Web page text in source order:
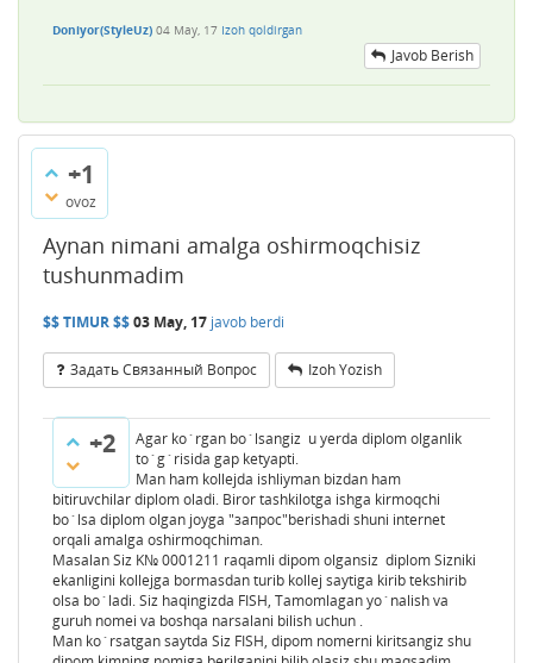
Doniyor(StyleUz) 04 May, 17 Izoh qoldirgan
Javob Berish
+1
ovoz
Aynan nimani amalga oshirmoqchisiz
tushunmadim
$$ TIMUR $$03 May, 17 javob berdi
Задать Связанный Вопрос Izoh Yozish
+2
Agar ko`rgan bo`lsangiz u yerda diplom olganlik
to`g`risida gap ketyapti.
Man ham kollejda ishliyman bizdan ham
bitiruvchilar diplom oladi. Biror tashkilotga ishga kirmoqchi
bo`lsa diplom olgan joyga "запрос"berishadi shuni internet
orqali amalga oshirmoqchiman.
Masalan Siz K№ 0001211 raqamli dipom olgansiz diplom Sizniki
ekanligini kollejga bormasdan turib kollej saytiga kirib tekshirib
olsa bo`ladi. Siz haqingizda FISH, Tamomlagan yo`nalish va
guruh nomei va boshqa narsalani bilish uchun .
Man ko`rsatgan saytda Siz FISH, dipom nomerni kiritsangiz shu